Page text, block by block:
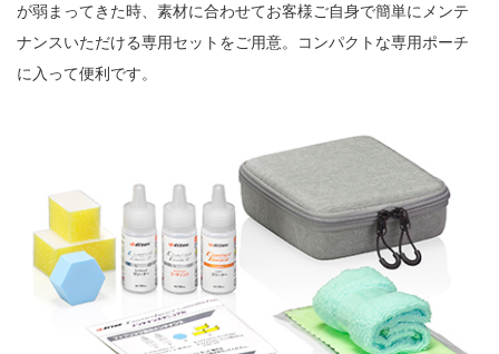
が弱まってきた時、素材に合わせてお客様ご自身で簡単にメンテ
ナンスいただける専用セットをご用意。コンパクトな専用ポーチ
に入って便利です。